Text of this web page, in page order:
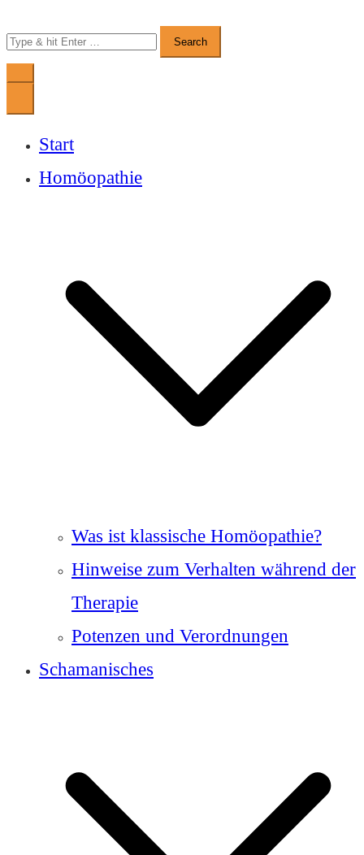
Search
Start
Homöopathie
Was ist klassische Homöopathie?
Hinweise zum Verhalten während der
Therapie
Potenzen und Verordnungen
Schamanisches